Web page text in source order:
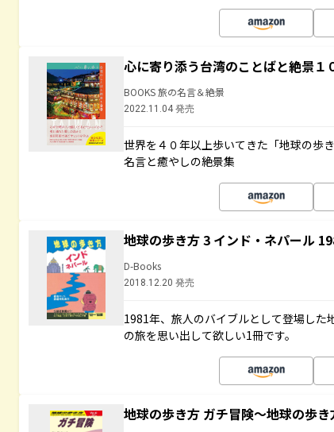
心に寄り添う台湾のことばと絶景１
BOOKS 旅の名言＆絶景
2022.11.04 発売
世界を４０年以上歩いてきた「地球の歩
名言と癒やしの絶景集
地球の歩き方 3 インド・ネパール
D-Books
2018.12.20 発売
1981年、旅人のバイブルとして登場し
の旅を思い出して欲しい1冊です。
地球の歩き方 ガチ冒険～地球の歩